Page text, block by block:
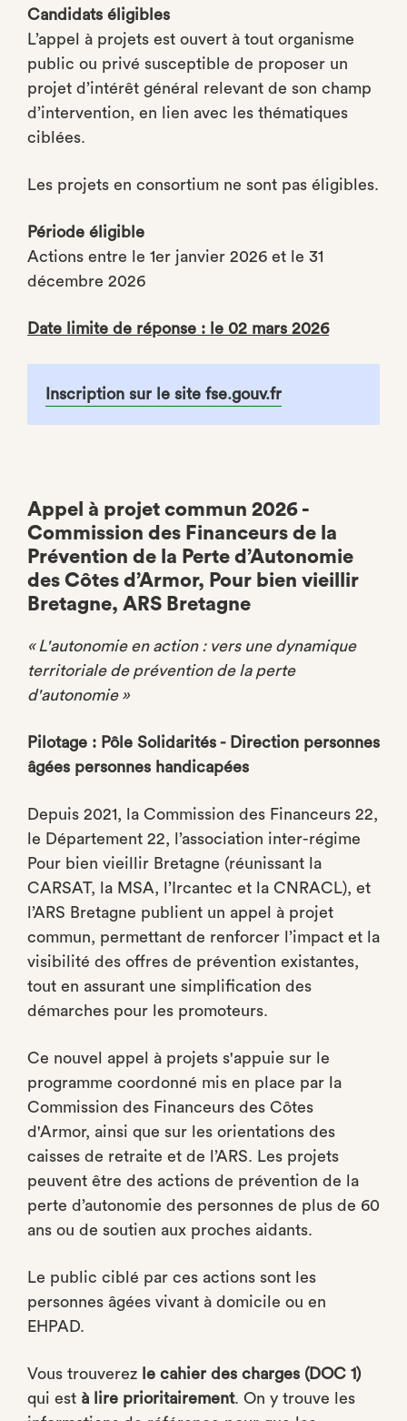
Candidats éligibles
L’appel à projets est ouvert à tout organisme
public ou privé susceptible de proposer un
projet d’intérêt général relevant de son champ
d’intervention, en lien avec les thématiques
ciblées.
Les projets en consortium ne sont pas éligibles.
Période éligible
Actions entre le 1er janvier 2026 et le 31
décembre 2026
Date limite de réponse : le 02 mars 2026
Inscription sur le site fse.gouv.fr
Appel à projet commun 2026 -
Commission des Financeurs de la
Prévention de la Perte d’Autonomie
des Côtes d’Armor, Pour bien vieillir
Bretagne, ARS Bretagne
« L'autonomie en action : vers une dynamique
territoriale de prévention de la perte
d'autonomie »
Pilotage : Pôle Solidarités - Direction personnes
âgées personnes handicapées
Depuis 2021, la Commission des Financeurs 22,
le Département 22, l’association inter-régime
Pour bien vieillir Bretagne (réunissant la
CARSAT, la MSA, l’Ircantec et la CNRACL), et
l’ARS Bretagne publient un appel à projet
commun, permettant de renforcer l’impact et la
visibilité des offres de prévention existantes,
tout en assurant une simplification des
démarches pour les promoteurs.
Ce nouvel appel à projets s'appuie sur le
programme coordonné mis en place par la
Commission des Financeurs des Côtes
d'Armor, ainsi que sur les orientations des
caisses de retraite et de l’ARS. Les projets
peuvent être des actions de prévention de la
perte d’autonomie des personnes de plus de 60
ans ou de soutien aux proches aidants.
Le public ciblé par ces actions sont les
personnes âgées vivant à domicile ou en
EHPAD.
Vous trouverez le cahier des charges (DOC 1)
qui est à lire prioritairement. On y trouve les